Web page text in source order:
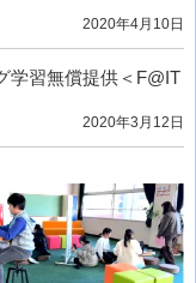
2020年4月10日
学習無償提供＜F@IT
2020年3月12日